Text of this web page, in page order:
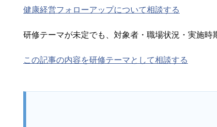
健康経営フォローアップについて相談する
研修テーマが未定でも、対象者・職場状況・実施時
この記事の内容を研修テーマとして相談する